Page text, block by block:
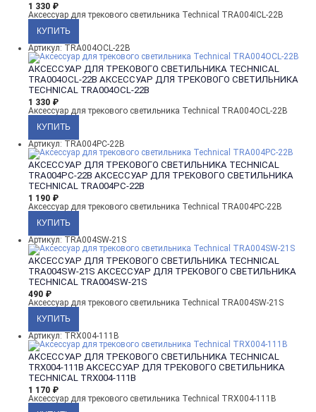
1 330 ₽
Аксессуар для трекового светильника Technical TRA004ICL-22B
Артикул: TRA004OCL-22B
АКСЕССУАР ДЛЯ ТРЕКОВОГО СВЕТИЛЬНИКА TECHNICAL
TRA004OCL-22B АКСЕССУАР ДЛЯ ТРЕКОВОГО СВЕТИЛЬНИКА
TECHNICAL TRA004OCL-22B
1 330 ₽
Аксессуар для трекового светильника Technical TRA004OCL-22B
Артикул: TRA004PC-22B
АКСЕССУАР ДЛЯ ТРЕКОВОГО СВЕТИЛЬНИКА TECHNICAL
TRA004PC-22B АКСЕССУАР ДЛЯ ТРЕКОВОГО СВЕТИЛЬНИКА
TECHNICAL TRA004PC-22B
1 190 ₽
Аксессуар для трекового светильника Technical TRA004PC-22B
Артикул: TRA004SW-21S
АКСЕССУАР ДЛЯ ТРЕКОВОГО СВЕТИЛЬНИКА TECHNICAL
TRA004SW-21S АКСЕССУАР ДЛЯ ТРЕКОВОГО СВЕТИЛЬНИКА
TECHNICAL TRA004SW-21S
490 ₽
Аксессуар для трекового светильника Technical TRA004SW-21S
Артикул: TRX004-111B
АКСЕССУАР ДЛЯ ТРЕКОВОГО СВЕТИЛЬНИКА TECHNICAL
TRX004-111B АКСЕССУАР ДЛЯ ТРЕКОВОГО СВЕТИЛЬНИКА
TECHNICAL TRX004-111B
1 170 ₽
Аксессуар для трекового светильника Technical TRX004-111B